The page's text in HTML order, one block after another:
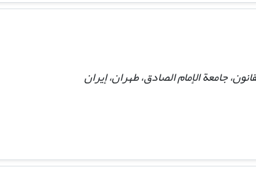
جامعة الإمام الصادق، طهران، إيران